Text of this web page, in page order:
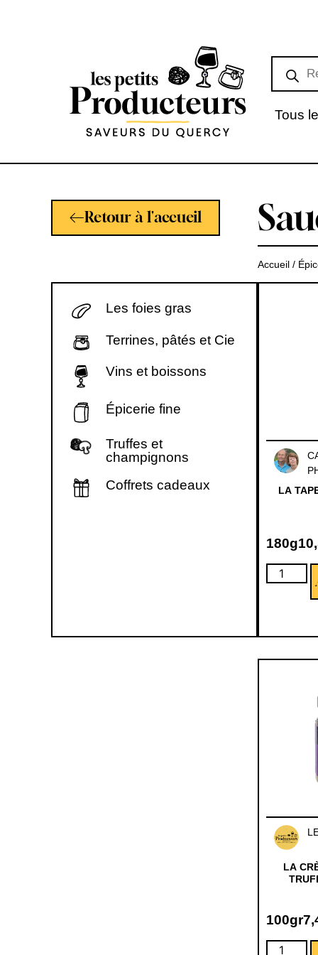
Tous
Retour à l'accueil
Accueil/
Les foies gras
Terrines, pâtés et Cie
Vins et boissons
Épicerie fine
Truffes et
champignons
Coffrets cadeaux
LA
180g
LA
100gr